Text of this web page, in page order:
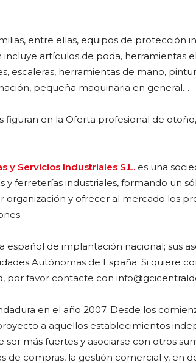
entre ellas, equipos de protección
incluye artículos de poda, herramientas
escaleras, herramientas de mano,
pequeña maquinaria en general…
figuran en la Oferta profesional de
y Servicios Industriales S.L. es una
y ferreterías industriales, formando un
organización y ofrecer al mercado los
español de implantación nacional; sus
Autónomas de España. Si quiere
por favor contacte con
en el año 2007. Desde los
a aquellos establecimientos
ser más fuertes y asociarse con otros
de compras, la gestión comercial y, en